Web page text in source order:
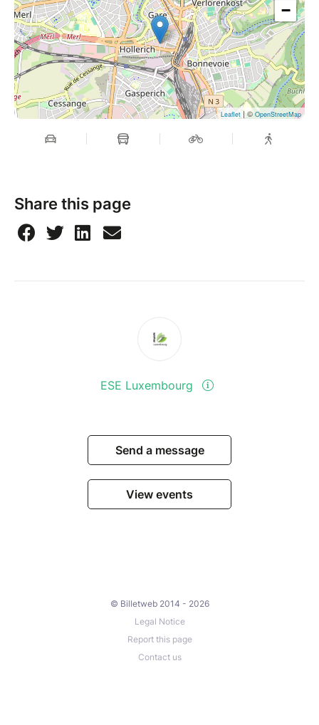
−
Leaflet| © OpenStreetMap
Share this page
ESE Luxembourg
Send a message
View events
© Billetweb 2014 - 2026
Legal Notice
Report this page
Contact us